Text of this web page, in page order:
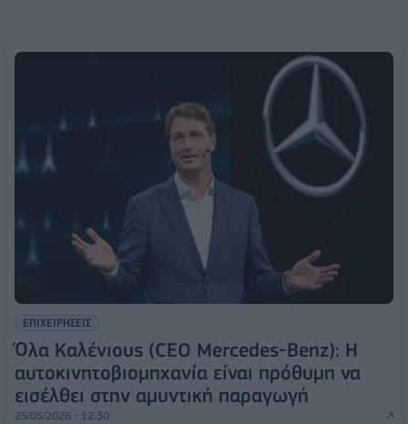
ΕΠΙΧΕΙΡΗΣΕΙΣ
Όλα Καλένιους (CEO Mercedes-Benz): Η
αυτοκινητοβιομηχανία είναι πρόθυμη να
εισέλθει στην αμυντική παραγωγή
25/05/2026 - 12:30